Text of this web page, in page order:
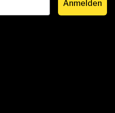
Anmelden